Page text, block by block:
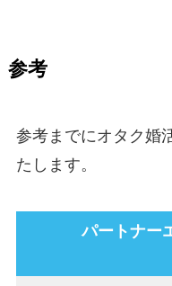
参考
参考までにオタク婚
たします。
パートナー